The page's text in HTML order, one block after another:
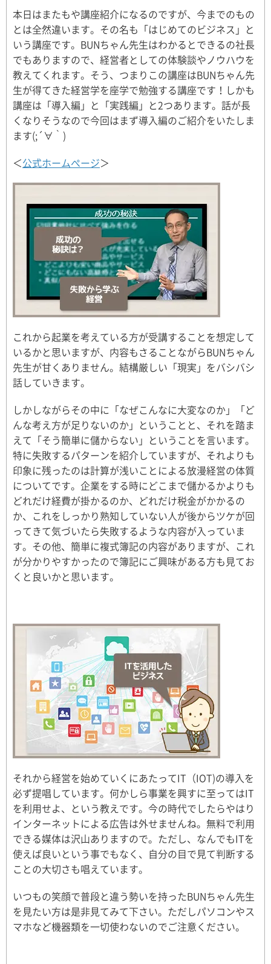
本日はまたもや講座紹介になるのですが、今までのもの
とは全然違います。その名も「はじめてのビジネス」と
いう講座です。BUNちゃん先生はわかるとできるの社長
でもありますので、経営者としての体験談やノウハウを
教えてくれます。そう、つまりこの講座はBUNちゃん先
生が得てきた経営学を座学で勉強する講座です！しかも
講座は「導入編」と「実践編」と2つあります。話が長
くなりそうなので今回はまず導入編のご紹介をいたしま
ます(;´∀｀)
＜公式ホームぺージ＞
これから起業を考えている方が受講することを想定して
いるかと思いますが、内容もさることながらBUNちゃん
先生が甘くありません。結構厳しい「現実」をバシバシ
話していきます。
しかしながらその中に「なぜこんなに大変なのか」「ど
んな考え方が足りないのか」ということと、それを踏ま
えて「そう簡単に儲からない」ということを言います。
特に失敗するパターンを紹介していますが、それよりも
印象に残ったのは計算が浅いことによる放漫経営の体質
についてです。企業をする時にどこまで儲かるかよりも
どれだけ経費が掛かるのか、どれだけ税金がかかるの
か、これをしっかり熟知していない人が後からツケが回
ってきて気づいたら失敗するような内容が入っていま
す。その他、簡単に複式簿記の内容がありますが、これ
が分かりやすかったので簿記にご興味がある方も見てお
くと良いかと思います。
それから経営を始めていくにあたってIT（IOT)の導入を
必ず提唱しています。何かしら事業を興すに至ってはIT
を利用せよ、という教えです。今の時代でしたらやはり
インターネットによる広告は外せませんね。無料で利用
できる媒体は沢山ありますので。ただし、なんでもITを
使えば良いという事でもなく、自分の目で見て判断する
ことの大切さも唱えています。
いつもの笑顔で普段と違う勢いを持ったBUNちゃん先生
を見たい方は是非見てみて下さい。ただしパソコンやス
マホなど機器類を一切使わないのでご注意ください。